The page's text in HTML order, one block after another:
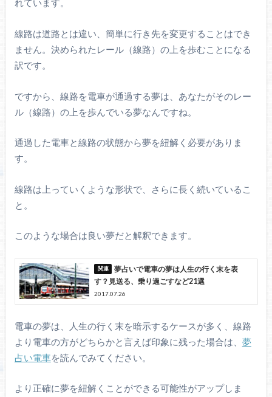
れています。
線路は道路とは違い、簡単に行き先を変更することはでき
ません。決められたレール（線路）の上を歩むことになる
訳です。
ですから、線路を電車が通過する夢は、あなたがそのレー
ル（線路）の上を歩んでいる夢なんですね。
通過した電車と線路の状態から夢を紐解く必要がありま
す。
線路は上っていくような形状で、さらに長く続いているこ
と。
このような場合は良い夢だと解釈できます。
夢占いで電車の夢は人生の行く末を表
す？見送る、乗り過ごすなど21選
2017.07.26
電車の夢は、人生の行く末を暗示するケースが多く、線路
より電車の方がどちらかと言えば印象に残った場合は、 夢
占い電車を読んでみてください。
より正確に夢を紐解くことができる可能性がアップしま